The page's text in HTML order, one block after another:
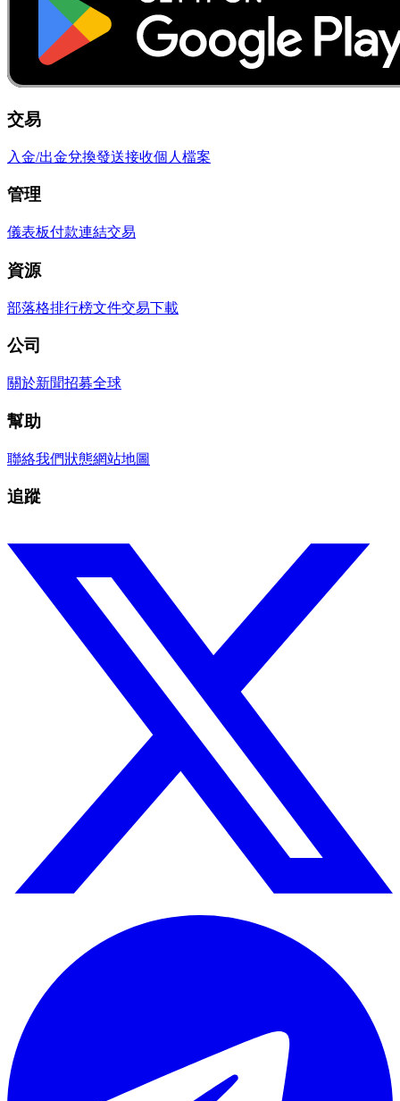
交易
入金/出金兌換發送接收個人檔案
管理
儀表板付款連結交易
資源
部落格排行榜文件交易下載
公司
關於新聞招募全球
幫助
聯絡我們狀態網站地圖
追蹤